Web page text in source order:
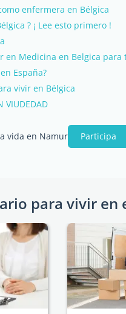
enfermera en Bélgica
? ¡ Lee esto primero !
en Medicina en Belgica para
España?
vivir en Bélgica
VIUDEDAD
vida en Namur Participa
para vivir en